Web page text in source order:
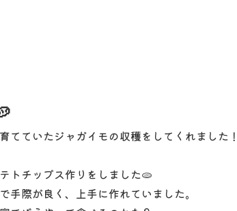
てていたジャガイモの収穫をしてくれまし
トチップス作りをしました🫓
際が良く、上手に作れていました。